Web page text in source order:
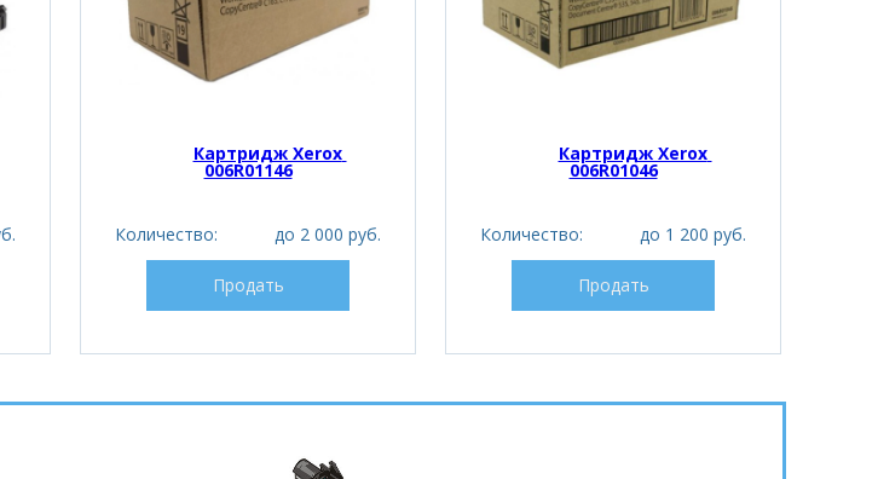
Картридж Xerox
006R01146
Количество: до 2 000 руб.
Продать
Картридж Xerox
006R01046
Количество: до 1 200 руб.
Продать